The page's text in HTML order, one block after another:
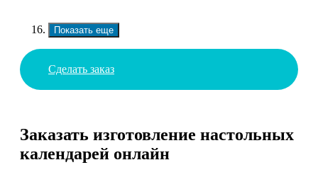
Показать еще
Сделать заказ
Заказать изготовление настольных
календарей онлайн